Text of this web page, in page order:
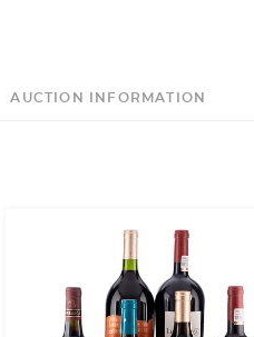
AUCTION INFORMATION